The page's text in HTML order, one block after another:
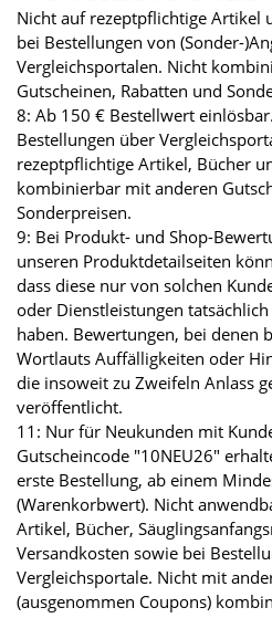
Nicht auf rezeptpflichtige Artikel
bei Bestellungen von (Sonder-
Vergleichsportalen. Nicht
Gutscheinen, Rabatten und
8: Ab 150 € Bestellwert
Bestellungen über
rezeptpflichtige Artikel, Bücher
kombinierbar mit anderen
Sonderpreisen.
9: Bei Produkt- und Shop-
unseren Produktdetailseiten
dass diese nur von solchen
oder Dienstleistungen
haben. Bewertungen, bei denen
Wortlauts Auffälligkeiten oder
die insoweit zu Zweifeln Anlass
veröffentlicht.
11: Nur für Neukunden mit
Gutscheincode "10NEU26"
erste Bestellung, ab einem
(Warenkorbwert). Nicht
Artikel, Bücher,
Versandkosten sowie bei
Vergleichsportale. Nicht mit
(ausgenommen Coupons)